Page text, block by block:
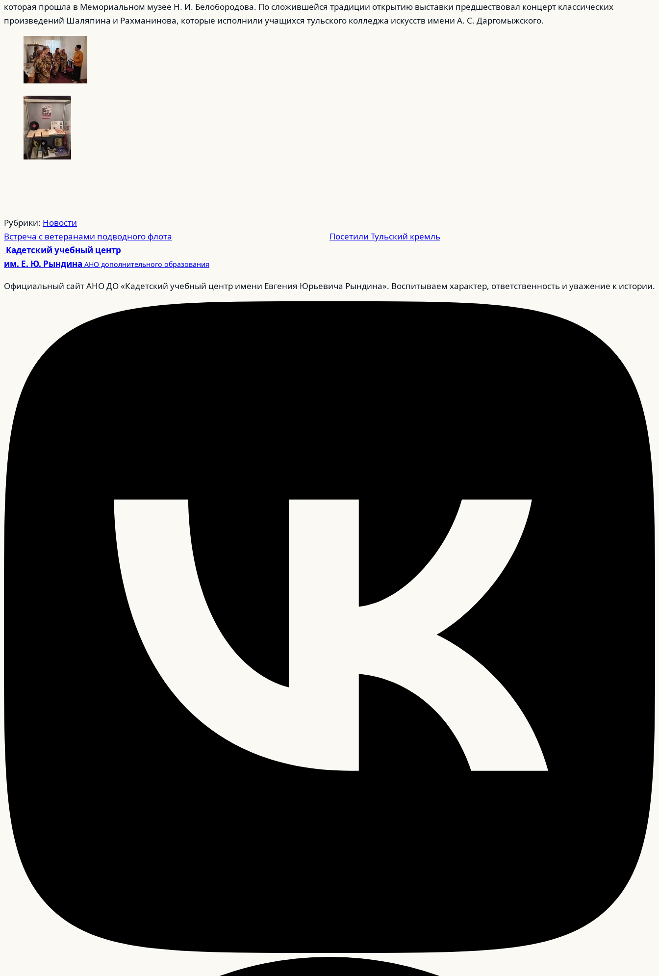
которая прошла в Мемориальном музее Н. И. Белобородова. По сложившейся традиции открытию выставки предшествовал концерт классических
произведений Шаляпина и Рахманинова, которые исполнили учащихся тульского колледжа искусств имени А. С. Даргомыжского.
Рубрики: Новости
Встреча с ветеранами подводного флота
Посетили Тульский кремль
Кадетский учебный центр
им. Е. Ю. Рындина АНО дополнительного образования
Официальный сайт АНО ДО «Кадетский учебный центр имени Евгения Юрьевича Рындина». Воспитываем характер, ответственность и уважение к истории.